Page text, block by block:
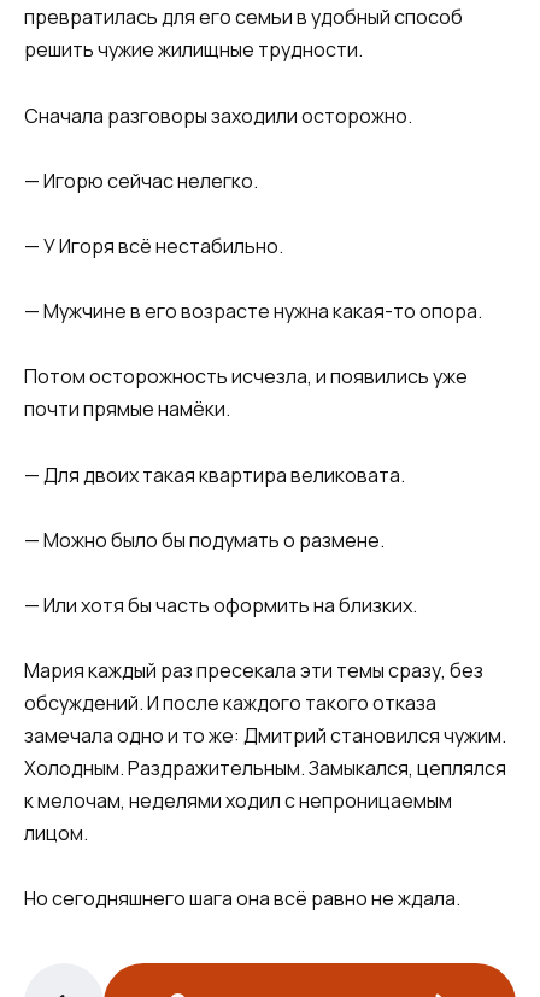
превратилась для его семьи в удобный способ
решить чужие жилищные трудности.
Сначала разговоры заходили осторожно.
— Игорю сейчас нелегко.
— У Игоря всё нестабильно.
— Мужчине в его возрасте нужна какая-то опора.
Потом осторожность исчезла, и появились уже
почти прямые намёки.
— Для двоих такая квартира великовата.
— Можно было бы подумать о размене.
— Или хотя бы часть оформить на близких.
Мария каждый раз пресекала эти темы сразу, без
обсуждений. И после каждого такого отказа
замечала одно и то же: Дмитрий становился чужим.
Холодным. Раздражительным. Замыкался, цеплялся
к мелочам, неделями ходил с непроницаемым
лицом.
Но сегодняшнего шага она всё равно не ждала.